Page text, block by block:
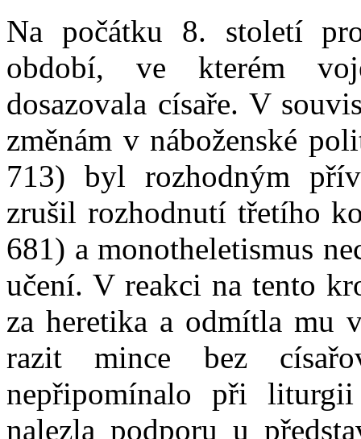
Na počátku 8. století
období, ve kterém
dosazovala císaře. V
změnám v náboženské
713) byl rozhodným
zrušil rozhodnutí třetího
681) a monotheletismus
učení. V reakci na tento
za heretika a odmítla mu
razit mince bez
nepřipomínalo při liturgii
nalezla podporu u